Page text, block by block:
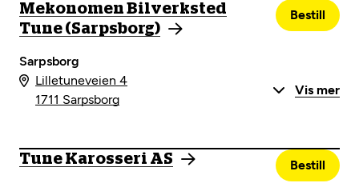
Mekonomen Bilverksted
Tune (Sarpsborg)
Sarpsborg
Bestill
Lilletuneveien 4
1711 Sarpsborg
Vis mer
Tune Karosseri AS Bestill